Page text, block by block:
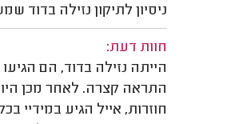
ניסיון לתיקון נזילה בדוד
חוות דעת:
הייתה נזילה בדוד, הם הגיעו
התראה קצרה. לאחר מכן
חוזרות, אייל הגיע במידיי